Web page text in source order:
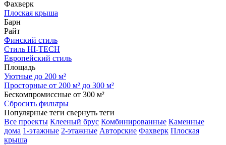
Фахверк
Плоская крыша
Барн
Райт
Финский стиль
Стиль HI-TECH
Европейский стиль
Площадь
Уютные до 200 м²
Просторные от 200 м² до 300 м²
Бескомпромиссные от 300 м²
Сбросить фильтры
Популярные теги свернуть теги
Все проекты Клееный брус Комбинированные Каменные
дома 1-этажные 2-этажные Авторские Фахверк Плоская
крыша